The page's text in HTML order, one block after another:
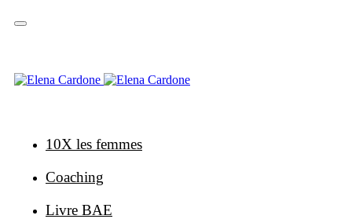
Sauter
Sauter
primaire
Skip
10X les femmes
Coaching
Livre BAE